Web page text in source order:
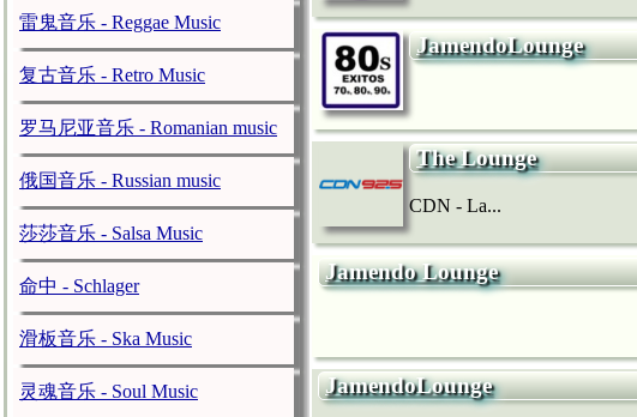
雷鬼音乐 - Reggae Music
复古音乐 - Retro Music
罗马尼亚音乐 - Romanian music
俄国音乐 - Russian music
莎莎音乐 - Salsa Music
命中 - Schlager
滑板音乐 - Ska Music
灵魂音乐 - Soul Music
JamendoLounge
The Lounge
CDN - La...
Jamendo Lounge
JamendoLounge